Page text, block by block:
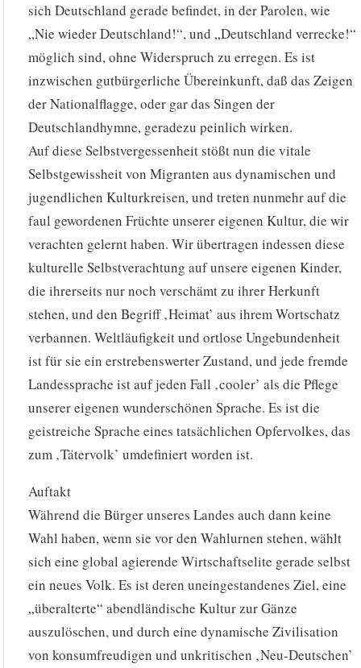
sich Deutschland gerade befindet, in der Parolen, wie
„Nie wieder Deutschland!“, und „Deutschland verrecke!“
möglich sind, ohne Widerspruch zu erregen. Es ist
inzwischen gutbürgerliche Übereinkunft, daß das Zeigen
der Nationalflagge, oder gar das Singen der
Deutschlandhymne, geradezu peinlich wirken.
Auf diese Selbstvergessenheit stößt nun die vitale
Selbstgewissheit von Migranten aus dynamischen und
jugendlichen Kulturkreisen, und treten nunmehr auf die
faul gewordenen Früchte unserer eigenen Kultur, die wir
verachten gelernt haben. Wir übertragen indessen diese
kulturelle Selbstverachtung auf unsere eigenen Kinder,
die ihrerseits nur noch verschämt zu ihrer Herkunft
stehen, und den Begriff ‚Heimat’ aus ihrem Wortschatz
verbannen. Weltläufigkeit und ortlose Ungebundenheit
ist für sie ein erstrebenswerter Zustand, und jede fremde
Landessprache ist auf jeden Fall ‚cooler’ als die Pflege
unserer eigenen wunderschönen Sprache. Es ist die
geistreiche Sprache eines tatsächlichen Opfervolkes, das
zum ‚Tätervolk’ umdefiniert worden ist.
Auftakt
Während die Bürger unseres Landes auch dann keine
Wahl haben, wenn sie vor den Wahlurnen stehen, wählt
sich eine global agierende Wirtschaftselite gerade selbst
ein neues Volk. Es ist deren uneingestandenes Ziel, eine
„überalterte“ abendländische Kultur zur Gänze
auszulöschen, und durch eine dynamische Zivilisation
von konsumfreudigen und unkritischen ‚Neu-Deutschen’